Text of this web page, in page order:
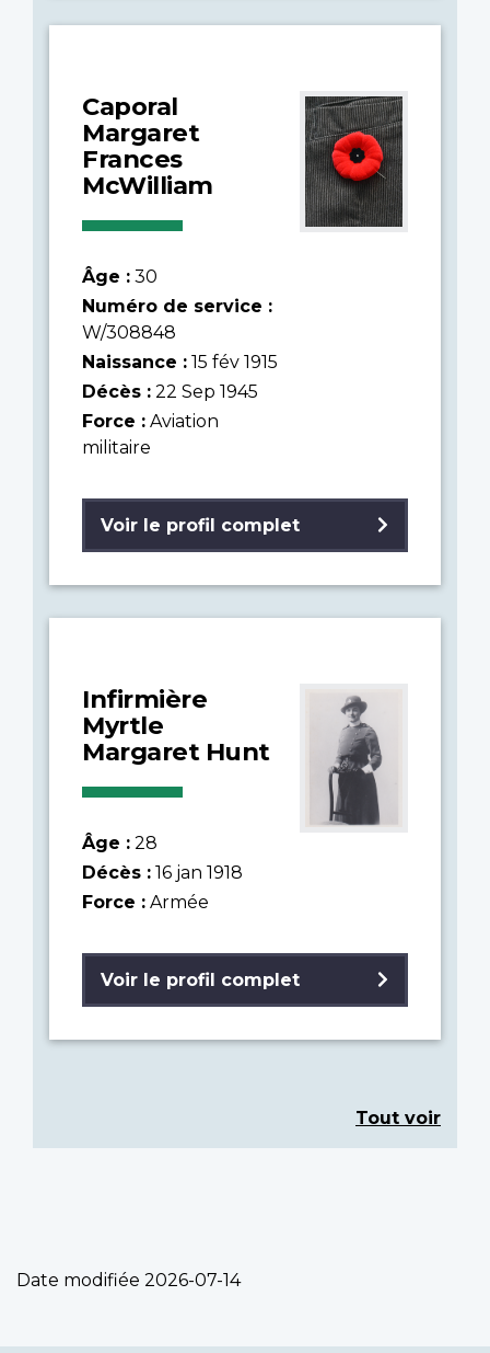
Caporal
Margaret
Frances
McWilliam
Âge : 30
Numéro de service :
W/308848
Naissance : 15 fév 1915
Décès : 22 Sep 1945
Force : Aviation
militaire
Voir le profil complet
Infirmière
Myrtle
Margaret Hunt
Âge : 28
Décès : 16 jan 1918
Force : Armée
Voir le profil complet
Tout voir
Date modifiée 2026-07-14